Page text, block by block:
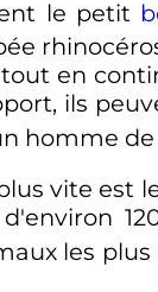
le petit
en
ils
homme de
vite est
les plus